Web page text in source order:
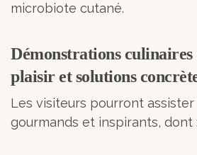
microbiote cutané.
Démonstrations
plaisir et solutions
Les visiteurs pourront
gourmands et inspirants, dont :